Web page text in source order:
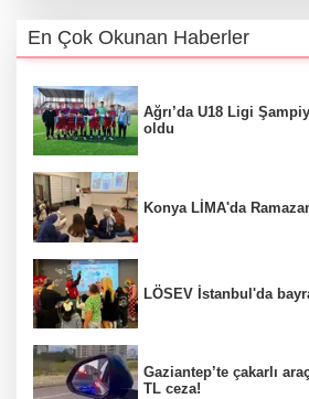
En Çok Okunan Haberler
Ağrı’da U18 Ligi
oldu
Konya LİMA'da
LÖSEV İstanbul'da
Gaziantep’te çakarlı
TL ceza!